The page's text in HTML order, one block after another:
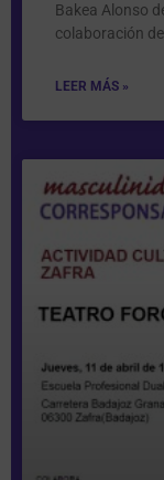
Bakea Alonso
colaboración
LEER MÁS »